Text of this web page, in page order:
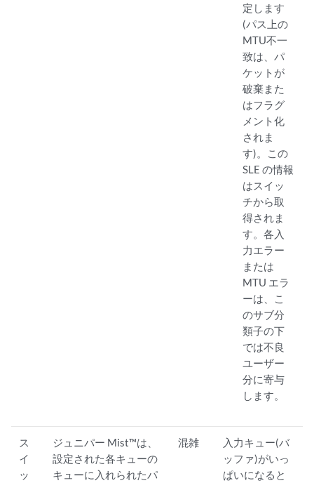
定します
(パス上の
MTU不一
致は、パ
ケットが
破棄また
はフラグ
メント化
されま
す)。この
SLE の情報
はスイッ
チから取
得されま
す。各入
力エラー
または
MTU エラ
ーは、こ
のサブ分
類子の下
では不良
ユーザー
分に寄与
します。
ス
イ
ッ
ジュニパー Mist™は、
設定された各キューの
キューに入れられたパ
混雑
入力キュー(バ
ッファ)がいっ
ぱいになると